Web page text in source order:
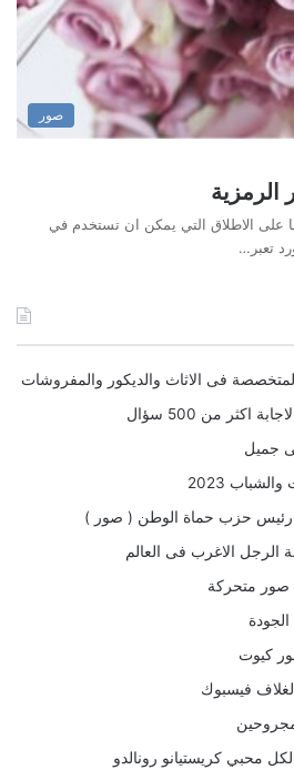
صور
على الاطلاق التي يمكن ان تستخدم في
تعبر…
فى الاثاث والديكور والمفروشات
اكثر من 500 سؤال
جميل
2023
رئيس حزب حماة الوطن ( صور )
الاغرب فى العالم
صور متحركة
كيوت
فيسبوك
محبي كريستيانو رونالدو